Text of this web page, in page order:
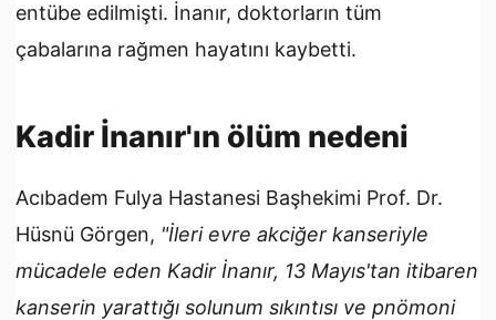
entübe edilmişti. İnanır, doktorların tüm
çabalarına rağmen hayatını kaybetti.
Kadir İnanır'ın ölüm nedeni
Acıbadem Fulya Hastanesi Başhekimi Prof. Dr.
Hüsnü Görgen, "İleri evre akciğer kanseriyle
mücadele eden Kadir İnanır, 13 Mayıs'tan itibaren
kanserin yarattığı solunum sıkıntısı ve pnömoni